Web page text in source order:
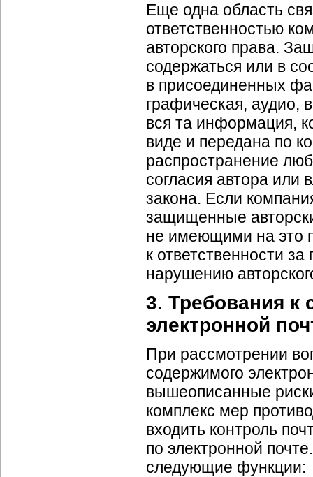
Еще одна область
ответственностью
авторского права.
содержаться или в
в присоединенных
графическая, аудио,
вся та информация,
виде и передана по
распространение
согласия автора или
закона. Если
защищенные
не имеющими на это
к ответственности
нарушению
3. Требования к
электронной
При рассмотрении
содержимого
вышеописанные
комплекс мер
входить контроль
по электронной
следующие функции: